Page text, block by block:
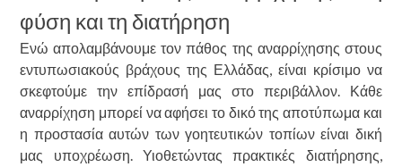
φύση και τη διατήρηση
Ενώ απολαμβάνουμε τον πάθος της αναρρίχησης στους
εντυπωσιακούς βράχους της Ελλάδας, είναι κρίσιμο να
σκεφτούμε την επίδρασή μας στο περιβάλλον. Κάθε
αναρρίχηση μπορεί να αφήσει το δικό της αποτύπωμα και
η προστασία αυτών των γοητευτικών τοπίων είναι δική
μας υποχρέωση. Υιοθετώντας πρακτικές διατήρησης,